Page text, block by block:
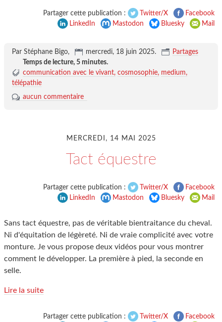
Partager cette publication : Twitter/X
Facebook
LinkedIn
Mastodon Bluesky Mail
Par Stéphane Bigo, mercredi, 18 juin 2025.
Partages
Temps de lecture, 5 minutes.
communication avec le vivant cosmosophie medium
télépathie
aucun commentaire
MERCREDI, 14 MAI 2025
Tact équestre
Partager cette publication : Twitter/X
Facebook
LinkedIn
Mastodon Bluesky Mail
Sans tact équestre, pas de véritable bientraitance du cheval.
Ni d'équitation de légèreté. Ni de vraie complicité avec votre
monture. Je vous propose deux vidéos pour vous montrer
comment le développer. La première à pied, la seconde en
selle.
Lire la suite
Partager cette publication : Twitter/X
Facebook